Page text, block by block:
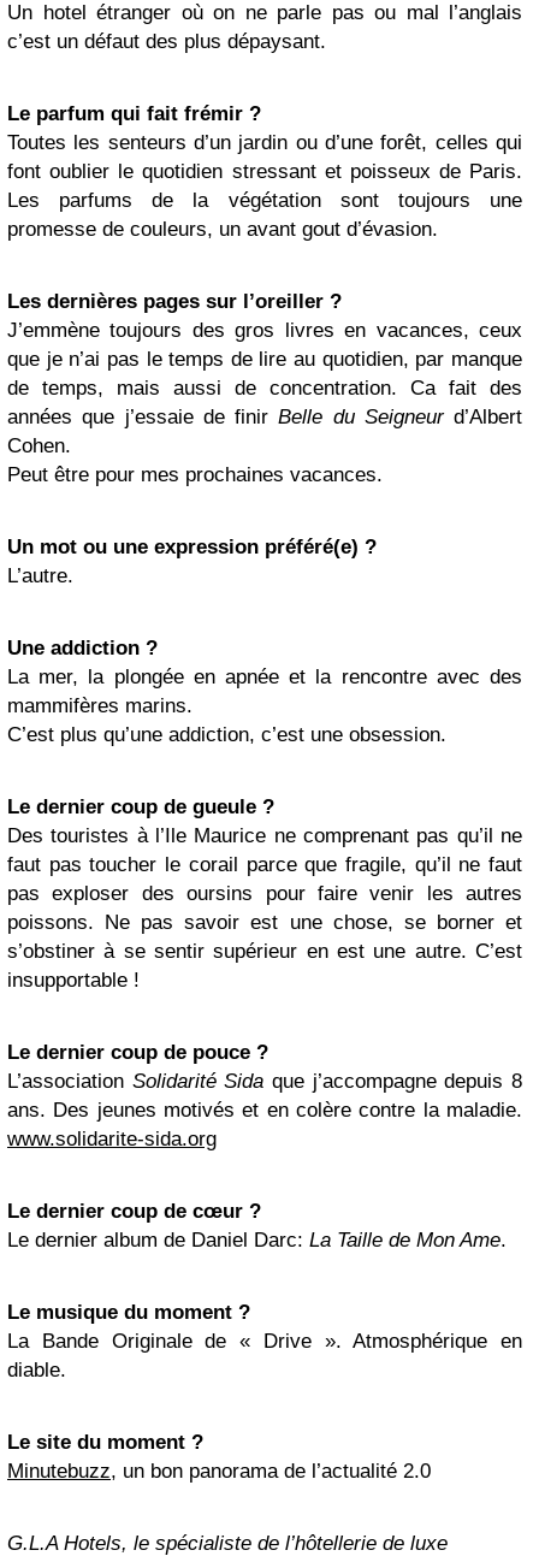
Un hotel étranger où on ne parle pas ou mal l’anglais
c’est un défaut des plus dépaysant.
Le parfum qui fait frémir ?
Toutes les senteurs d’un jardin ou d’une forêt, celles qui
font oublier le quotidien stressant et poisseux de Paris.
Les parfums de la végétation sont toujours une
promesse de couleurs, un avant gout d’évasion.
Les dernières pages sur l’oreiller ?
J’emmène toujours des gros livres en vacances, ceux
que je n’ai pas le temps de lire au quotidien, par manque
de temps, mais aussi de concentration. Ca fait des
années que j’essaie de finirBelle du Seigneurd’Albert
Cohen.
Peut être pour mes prochaines vacances.
Un mot ou une expression préféré(e) ?
L’autre.
Une addiction ?
La mer, la plongée en apnée et la rencontre avec des
mammifères marins.
C’est plus qu’une addiction, c’est une obsession.
Le dernier coup de gueule ?
Des touristes à l’Ile Maurice ne comprenant pas qu’il ne
faut pas toucher le corail parce que fragile, qu’il ne faut
pas exploser des oursins pour faire venir les autres
poissons. Ne pas savoir est une chose, se borner et
s’obstiner à se sentir supérieur en est une autre. C’est
insupportable !
Le dernier coup de pouce ?
L’association Solidarité Sida que j’accompagne depuis 8
ans. Des jeunes motivés et en colère contre la maladie.
www.solidarite-sida.org
Le dernier coup de cœur ?
Le dernier album de Daniel Darc: La Taille de Mon Ame.
Le musique du moment ?
La Bande Originale de « Drive ». Atmosphérique en
diable.
Le site du moment ?
Minutebuzz, un bon panorama de l’actualité 2.0
G.L.A Hotels, le spécialiste de l’hôtellerie de luxe